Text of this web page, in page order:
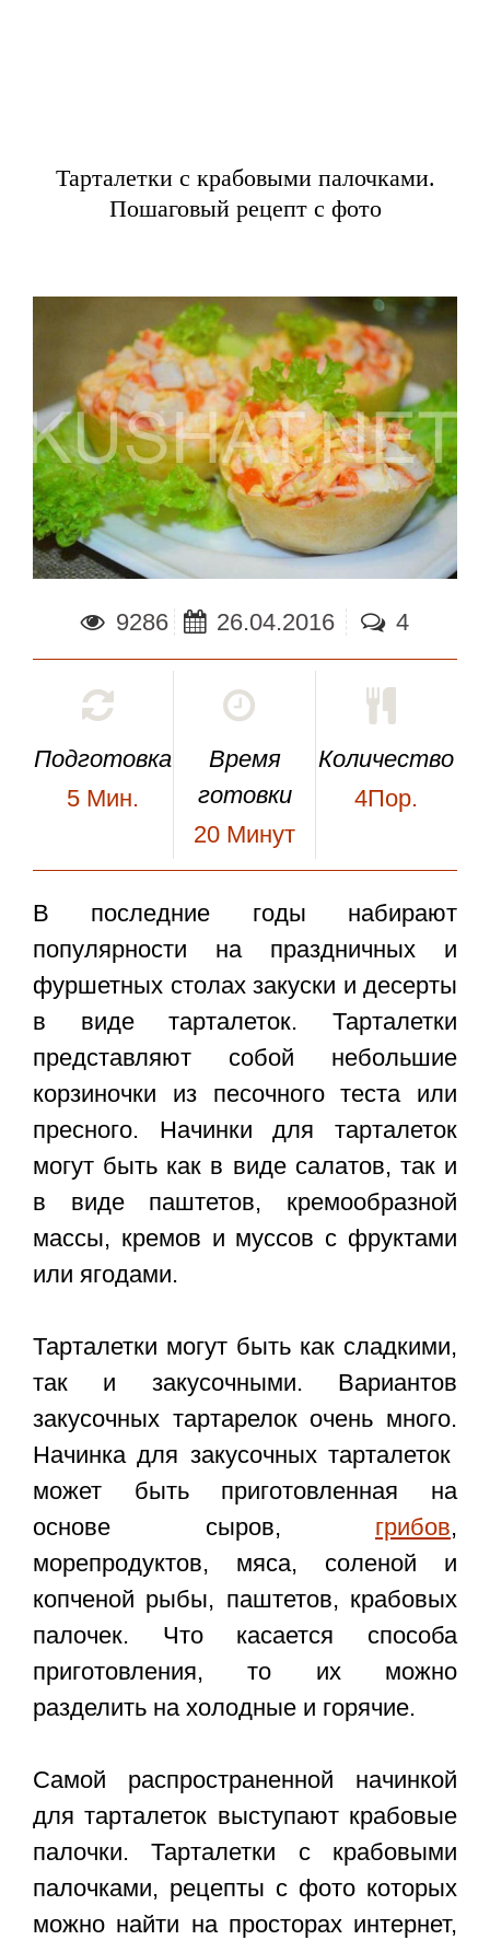
Тарталетки с крабовыми палочками.
Пошаговый рецепт с фото
9286 26.04.2016 4
Подготовка
5 Мин.
Время
готовки
20 Минут
Количество
4Пор.
В последние годы набирают
популярности на праздничных и
фуршетных столах закуски и десерты
в виде тарталеток. Тарталетки
представляют собой небольшие
корзиночки из песочного теста или
пресного. Начинки для тарталеток
могут быть как в виде салатов, так и
в виде паштетов, кремообразной
массы, кремов и муссов с фруктами
или ягодами.
Тарталетки могут быть как сладкими,
так и закусочными. Вариантов
закусочных тартарелок очень много.
Начинка для закусочных тарталеток
может быть приготовленная на
основе сыров, грибов,
морепродуктов, мяса, соленой и
копченой рыбы, паштетов, крабовых
палочек. Что касается способа
приготовления, то их можно
разделить на холодные и горячие.
Самой распространенной начинкой
для тарталеток выступают крабовые
палочки. Тарталетки с крабовыми
палочками, рецепты с фото которых
можно найти на просторах интернет,